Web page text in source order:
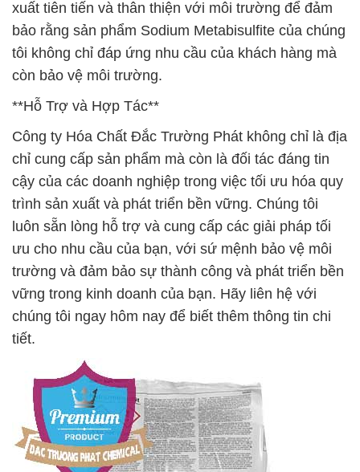
xuất tiên tiến và thân thiện với môi trường để đảm
bảo rằng sản phẩm Sodium Metabisulfite của chúng
tôi không chỉ đáp ứng nhu cầu của khách hàng mà
còn bảo vệ môi trường.
**Hỗ Trợ và Hợp Tác**
Công ty Hóa Chất Đắc Trường Phát không chỉ là địa
chỉ cung cấp sản phẩm mà còn là đối tác đáng tin
cậy của các doanh nghiệp trong việc tối ưu hóa quy
trình sản xuất và phát triển bền vững. Chúng tôi
luôn sẵn lòng hỗ trợ và cung cấp các giải pháp tối
ưu cho nhu cầu của bạn, với sứ mệnh bảo vệ môi
trường và đảm bảo sự thành công và phát triển bền
vững trong kinh doanh của bạn. Hãy liên hệ với
chúng tôi ngay hôm nay để biết thêm thông tin chi
tiết.